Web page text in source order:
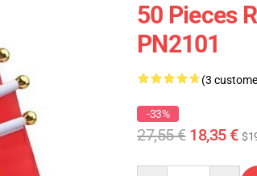
50 Pieces
PN2101
(3
-33%
27,55 € 18,35 €